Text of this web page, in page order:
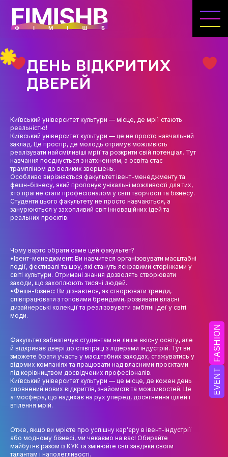
EVENT
FASHION
ГОЛОВНА
ІНДУСТРІЇ ДОЗВІЛЛЯ
МЕТА, ЗАВДАННЯ ТА ІСТОРІЯ КАФЕДРИ
ОСВІТНІ ПРОГРАМИ
ПРАКТИКА
СИЛАБУСИ
НАУКА
НАПРЯМИ ДОСЛІДЖЕНЬ
ВИДАВНИЧА ДІЯЛЬНІСТЬ
КОНФЕРЕНЦІЇ, СЕМІНАРИ
ПІДВИЩЕННЯ КВАЛІФІКАЦІЇ
ЯКІСТЬ ОСВІТИ
АКАДЕМІЧНА МОБІЛЬНІСТЬ
СПІВПРАЦЯ
КАФЕДРА ФЕШН ТА ШОУ-БІЗНЕСУ
ВИКЛАДАЦЬКИЙ СКЛАД
ДЕНЬ ВІДКРИТИХ
ДВЕРЕЙ
Київський університет культури — місце, де мрії стають
реальністю!
Київський університет культури — це не просто навчальний
заклад. Це простір, де молодь отримує можливість
реалізувати найсміливіші мрії та розкрити свій потенціал. Тут
навчання поєднується з натхненням, а освіта стає
трампліном до великих звершень.
Особливо вирізняється факультет івент-менеджменту та
фешн-бізнесу, який пропонує унікальні можливості для тих,
хто прагне стати професіоналом у світі творчості та бізнесу.
Студенти цього факультету не просто навчаються, а
занурюються у захопливий світ інноваційних ідей та
реальних проєктів.
Чому варто обрати саме цей факультет?
•Івент-менеджмент: Ви навчитеся організовувати масштабні
події, фестивалі та шоу, які стануть яскравими сторінками у
світі культури. Отримані знання дозволять створювати
заходи, що захоплюють тисячі людей.
•Фешн-бізнес: Ви дізнаєтеся, як створювати тренди,
співпрацювати з топовими брендами, розвивати власні
дизайнерські колекції та реалізовувати амбітні ідеї у світі
моди.
Факультет забезпечує студентам не лише якісну освіту, але
й відкриває двері до співпраці з лідерами індустрій. Тут ви
зможете брати участь у масштабних заходах, стажуватись у
відомих компаніях та працювати над власними проєктами
під керівництвом досвідчених професіоналів.
Київський університет культури — це місце, де кожен день
сповнений нових відкриттів, знайомств та можливостей. Це
атмосфера, що надихає на рух уперед, досягнення цілей і
втілення мрій.
Отже, якщо ви мрієте про успішну кар’єру в івент-індустрії
або модному бізнесі, ми чекаємо на вас! Обирайте
майбутнє разом із КУК та змінюйте світ завдяки своїм
талантам і наполегливості.